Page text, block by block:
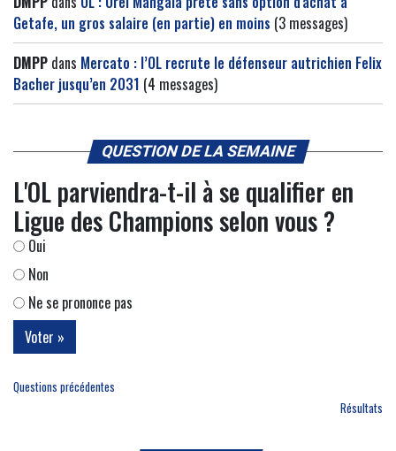
Getafe, un gros salaire (en partie) en moins (3 messages)
DMPP dans Mercato : l’OL recrute le défenseur autrichien Felix
Bacher jusqu’en 2031 (4 messages)
QUESTION DE LA SEMAINE
L'OL parviendra-t-il à se qualifier en
Ligue des Champions selon vous ?
Oui
Non
Ne se prononce pas
Questions précédentes
Résultats